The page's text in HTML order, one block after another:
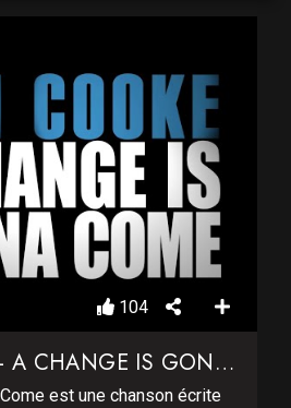
104
SAM COOKE – A CHANGE IS GONNA COME
est une chanson écrite